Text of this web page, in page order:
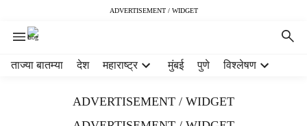
ADVERTISEMENT / WIDGET
ताज्या बातम्या देश महाराष्ट्र मुंबई पुणे विश्लेषण
ADVERTISEMENT / WIDGET